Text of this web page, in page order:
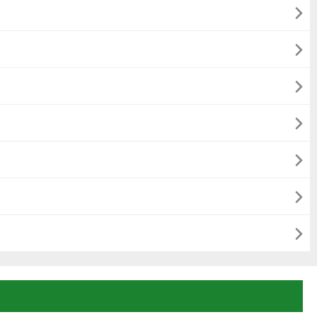






